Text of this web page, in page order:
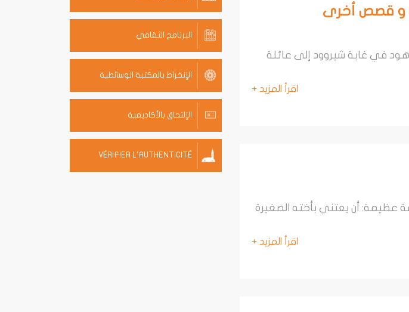
و قصص أخرى
في غابة شيروود إلى عائلة
اقرأ المزيد +
عظيمة: أن يعتني بأخته الصغيرة
اقرأ المزيد +
البرنامج الثقافي
الإنخراط بالمكتبة الوسائطية
الإلتحاق بالأكاديمية
VÉRIFIER L'AUTHENTICITÉ